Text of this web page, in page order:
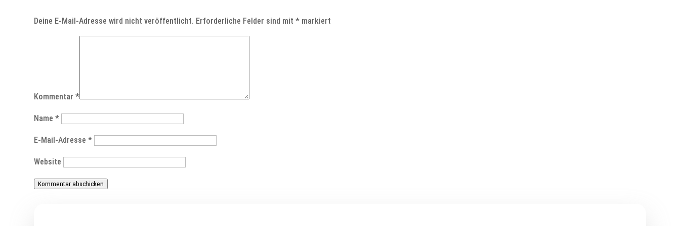
Deine E-Mail-Adresse wird nicht veröffentlicht. Erforderliche Felder sind mit* markiert
Kommentar*
Name*
E-Mail-Adresse*
Website
Kommentar abschicken